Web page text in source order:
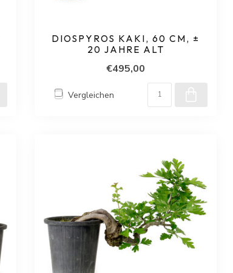
DIOSPYROS KAKI, 60 CM, ±
20 JAHRE ALT
€495,00
Vergleichen